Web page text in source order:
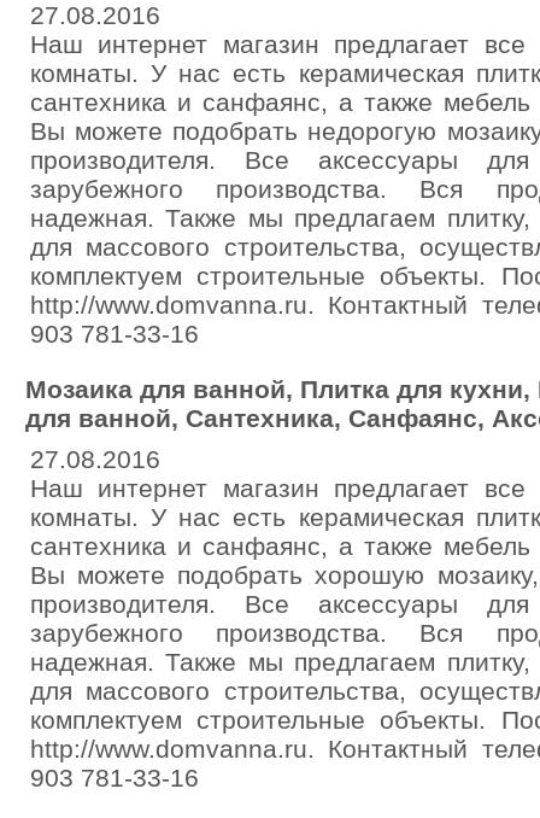
27.08.2016
Наш интернет магазин предлагает все
комнаты. У нас есть керамическая
сантехника и санфаянс, а также
Вы можете подобрать недорогую
производителя. Все аксессуары
зарубежного производства. Вся
надежная. Также мы предлагаем
для массового строительства,
комплектуем строительные объекты.
http://www.domvanna.ru. Контактный
903 781-33-16
Мозаика для ванной, Плитка для
для ванной, Сантехника, Санфаянс,
27.08.2016
Наш интернет магазин предлагает все
комнаты. У нас есть керамическая
сантехника и санфаянс, а также
Вы можете подобрать хорошую
производителя. Все аксессуары
зарубежного производства. Вся
надежная. Также мы предлагаем
для массового строительства,
комплектуем строительные объекты.
http://www.domvanna.ru. Контактный
903 781-33-16